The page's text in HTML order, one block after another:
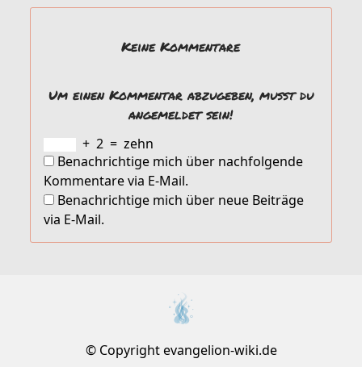
Keine Kommentare
Um einen Kommentar abzugeben, musst du
angemeldet sein!
+ 2 = zehn
Benachrichtige mich über nachfolgende
Kommentare via E-Mail.
Benachrichtige mich über neue Beiträge
via E-Mail.
© Copyright evangelion-wiki.de